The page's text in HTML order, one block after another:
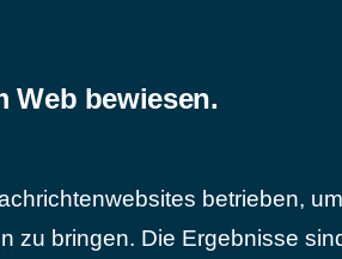
Web bewiesen.
betrieben,
zu bringen. Die Ergebnisse